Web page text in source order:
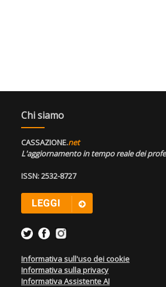
Chi siamo
CASSAZIONE.net
L'aggiornamento in tempo reale dei
ISSN: 2532-8727
Informativa sull'uso dei cookie
Informativa sulla privacy
Informativa Assistente AI